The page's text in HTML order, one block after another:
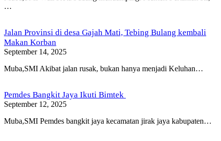
…
Jalan Provinsi di desa Gajah Mati, Tebing Bulang kembali
Makan Korban
September 14, 2025
Muba,SMI Akibat jalan rusak, bukan hanya menjadi Keluhan…
Pemdes Bangkit Jaya Ikuti Bimtek
September 12, 2025
Muba,SMI Pemdes bangkit jaya kecamatan jirak jaya kabupaten…